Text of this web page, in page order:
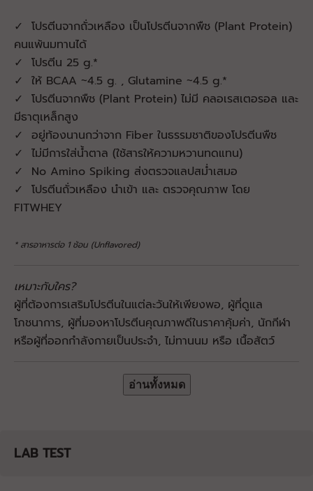
✓ โปรตีนจากถั่วเหลือง เป็นโปรตีนจากพืช (Plant Protein)
คนแพ้นมทานได้
✓ โปรตีน 25 g.*
✓ ให้ BCAA ~4.5 g. , Glutamine ~4.5 g.*
✓ โปรตีนจากพืช (Plant Protein) ไม่มี คลอเรสเตอรอล และ
มีธาตุเหล็กสูง
✓ อยู่ท้องนานกว่าจาก Fiber ในธรรมชาติของโปรตีนพืช
✓ ไม่มีการใส่น้ำตาล (ใช้สารให้ความหวานทดแทน)
✓ No Amino Spiking ส่งตรวจแลปสม่ำเสมอ
✓ โปรตีนถั่วเหลือง นำเข้า และ ตรวจคุณภาพ โดย
FITWHEY
* สารอาหารต่อ 1 ช้อน (Unflavored)
เหมาะกับใคร?
ผู้ที่ต้องการเสริมโปรตีนในแต่ละวันให้เพียงพอ, ผู้ที่ดูแล
โภชนาการ, ผู้ที่มองหาโปรตีนคุณภาพดีในราคาคุ้มค่า, นักกีฬา​
หรือผู้ที่ออกกำลังกายเป็นประจำ, ไม่ทานนม หรือ เนื้อสัตว์
อ่านทั้งหมด
LAB TEST